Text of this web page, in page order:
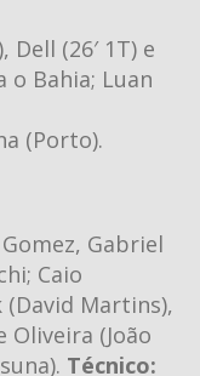
Dell (26′ 1T) e
o Bahia; Luan
(Porto).
Gabriel
Caio
(David Martins),
Oliveira (João
Técnico: